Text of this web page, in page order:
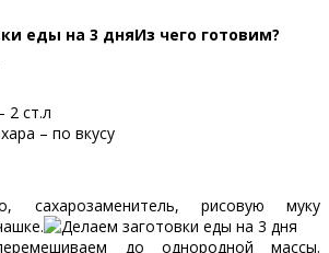
Из чего готовим?
2 ст.л
– по вкусу
сахарозаменитель, рисовую муку
до однородной массы.